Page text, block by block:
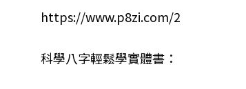
https://www.p8zi.com/2
科學八字輕鬆學實體書：